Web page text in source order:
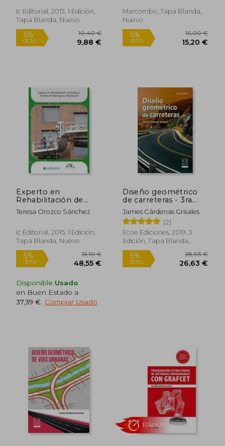
dcto. 120,35 €
5%
dcto.
Eocb0109 - Guía Para
el Docente y
Ic Editorial, 2013, 1 Edición,
Tapa Blanda, Nuevo
Marcombo, Tapa Blanda,
Nuevo
Experto en
Rehabilitación de
Edificios. Análisis de
Patologías y
Teresa Orozco Sánchez
Ic Editorial, 2015, 1 Edición,
Tapa Blanda, Nuevo
Disponible Usado
en Buen Estado a
37,39 € Comprar Usado
Diseño geométrico
de carreteras - 3ra
edición
James Cárdenas Grisales
(2)
Ecoe Ediciones, 2019, 3
Edición, Tapa Blanda,
Nuevo